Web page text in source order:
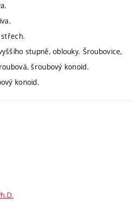
stupně, oblouky. Šroubovice,
šroubový konoid.
konoid.